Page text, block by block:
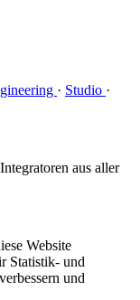
· Studio ·
aus aller
Website
Statistik- und
und